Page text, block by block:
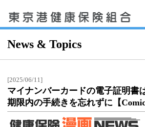
News & Topics
[2025/06/11]
マイナンバーカードの電子証明書
期限内の手続きを忘れずに【